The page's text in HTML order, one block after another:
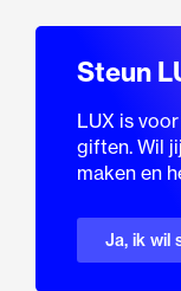
Steun
LUX is
giften. Wil
maken en
Ja, ik wil